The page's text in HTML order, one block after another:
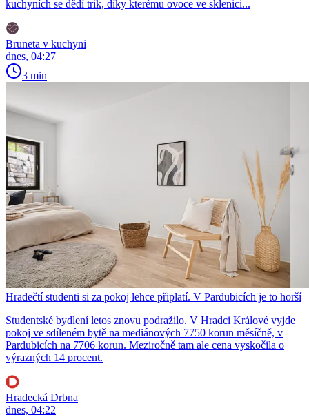
kuchyních se dědí trik, díky kterému ovoce ve sklenici...
Bruneta v kuchyni
dnes, 04:27
3 min
Hradečtí studenti si za pokoj lehce připlatí. V Pardubicích je to horší
Studentské bydlení letos znovu podražilo. V Hradci Králové vyjde
pokoj ve sdíleném bytě na mediánových 7750 korun měsíčně, v
Pardubicích na 7706 korun. Meziročně tam ale cena vyskočila o
výrazných 14 procent.
Hradecká Drbna
dnes, 04:22